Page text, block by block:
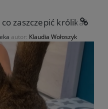
zaszczepić królika?
autor: Klaudia Wołoszyk